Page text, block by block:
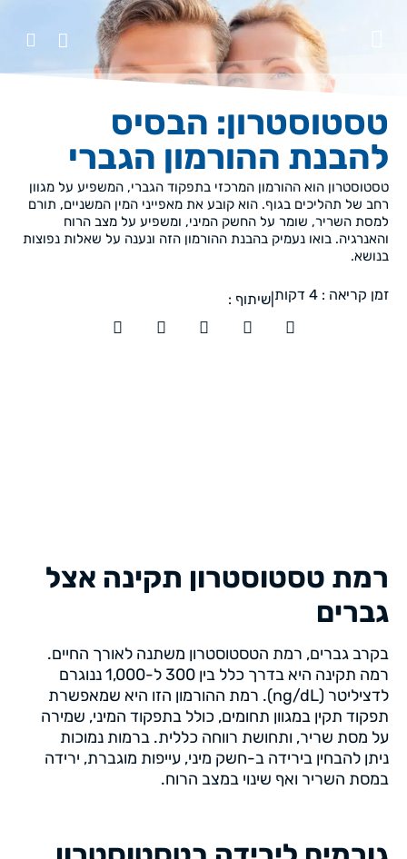
טסטוסטרון: הבסיס
להבנת ההורמון הגברי
טסטוסטרון הוא ההורמון המרכזי בתפקוד הגברי, המשפיע על מגוון
רחב של תהליכים בגוף. הוא קובע את מאפייני המין המשניים, תורם
למסת השריר, שומר על החשק המיני, ומשפיע על מצב הרוח
והאנרגיה. בואו נעמיק בהבנת ההורמון הזה ונענה על שאלות נפוצות
בנושא.
זמן קריאה : 4 דקות שיתוף :
רמת טסטוסטרון תקינה אצל
גברים
בקרב גברים, רמת הטסטוסטרון משתנה לאורך החיים.
רמה תקינה היא בדרך כלל בין 300 ל-1,000 ננוגרם
לדציליטר (ng/dL). רמת ההורמון הזו היא שמאפשרת
תפקוד תקין במגוון תחומים, כולל בתפקוד המיני, שמירה
על מסת שריר, ותחושת רווחה כללית. ברמות נמוכות
ניתן להבחין בירידה ב-חשק מיני, עייפות מוגברת, ירידה
במסת השריר ואף שינוי במצב הרוח.